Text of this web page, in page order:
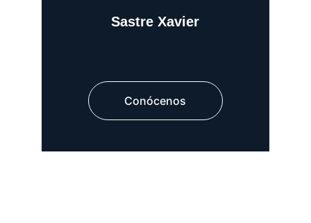
Sastre Xavier
Conócenos